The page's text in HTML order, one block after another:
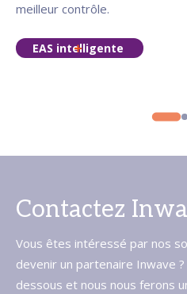
meilleur contrôle.
EAS intelligente
Contactez
Vous êtes intéressé par nos
devenir un partenaire Inwave
dessous et nous nous ferons